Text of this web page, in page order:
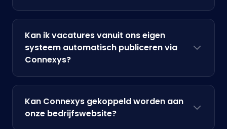
Kan ik vacatures vanuit ons eigen
systeem automatisch publiceren via
Connexys?
Kan Connexys gekoppeld worden aan
onze bedrijfswebsite?